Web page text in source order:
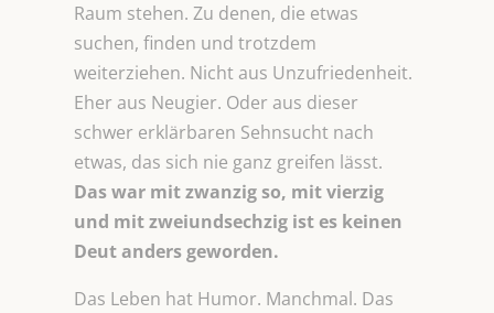
Raum stehen. Zu denen, die etwas
suchen, finden und trotzdem
weiterziehen. Nicht aus Unzufriedenheit.
Eher aus Neugier. Oder aus dieser
schwer erklärbaren Sehnsucht nach
etwas, das sich nie ganz greifen lässt.
Das war mit zwanzig so, mit vierzig
und mit zweiundsechzig ist es keinen
Deut anders geworden.
Das Leben hat Humor. Manchmal. Das